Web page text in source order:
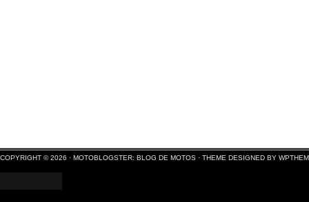
COPYRIGHT © 2026 · MOTOBLOGSTER: BLOG DE MOTOS · THEME DESIGNED BY